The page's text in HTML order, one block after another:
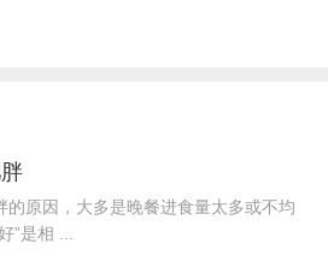
原因，大多是晚餐进食量太多或不均
”是相 ...